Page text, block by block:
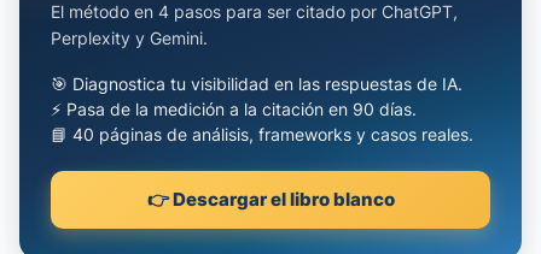
El método en 4 pasos para ser citado por ChatGPT,
Perplexity y Gemini.
🎯 Diagnostica tu visibilidad en las respuestas de IA.
⚡ Pasa de la medición a la citación en 90 días.
📘 40 páginas de análisis, frameworks y casos reales.
👉 Descargar el libro blanco